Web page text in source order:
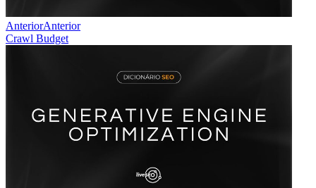
AnteriorAnterior
Crawl Budget